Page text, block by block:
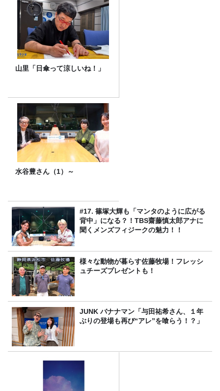
山里「日傘って涼しいね！」
水谷豊さん（1）～
#17. 篠塚大輝も「マンタのように広がる
背中」になる？！TBS齋藤慎太郎アナに
聞くメンズフィジークの魅力！！
様々な動物が暮らす佐藤牧場！フレッシ
ュチーズプレゼントも！
JUNK バナナマン「与田祐希さん、１年
ぶりの登場も再び“アレ”を喰らう！？」